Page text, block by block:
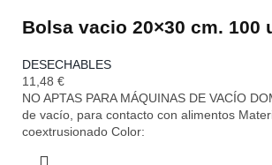
Bolsa vacio 20×30 cm. 100
DESECHABLES
11,48 €
NO APTAS PARA MÁQUINAS DE VACÍO
de vacío, para contacto con alimentos
coextrusionado Color: